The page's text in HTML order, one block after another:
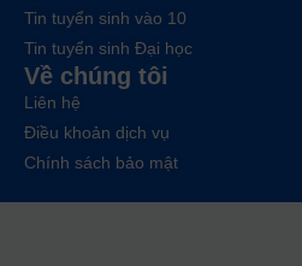
Tin tuyển sinh vào 10
Tin tuyển sinh Đại học
Về chúng tôi
Liên hệ
Điều khoản dịch vụ
Chính sách bảo mật